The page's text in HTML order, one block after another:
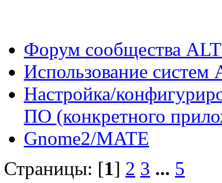
Форум сообщества
Использование систем
Настройка/
ПО (конкретного
Gnome2/MATE
Страницы: [1] 2 3 ... 5